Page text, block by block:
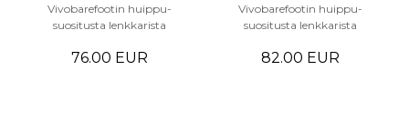
Vivobarefootin huippu-
suositusta lenkkarista
76.00 EUR
Vivobarefootin huippu-
suositusta lenkkarista
82.00 EUR